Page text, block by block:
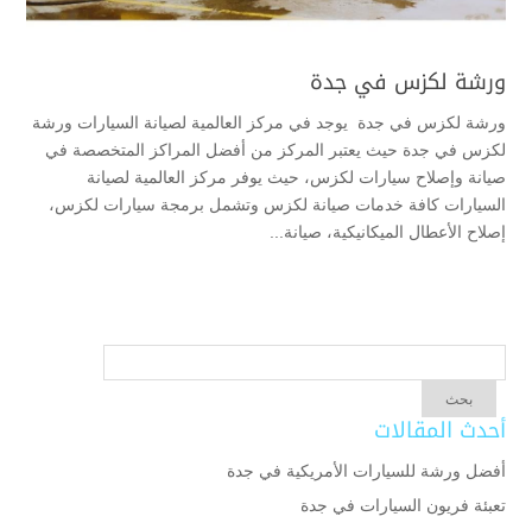
ورشة لكزس في جدة
ورشة لكزس في جدة يوجد في مركز العالمية لصيانة السيارات ورشة
لكزس في جدة حيث يعتبر المركز من أفضل المراكز المتخصصة في
صيانة وإصلاح سيارات لكزس، حيث يوفر مركز العالمية لصيانة
السيارات كافة خدمات صيانة لكزس وتشمل برمجة سيارات لكزس،
إصلاح الأعطال الميكانيكية، صيانة...
أحدث المقالات
أفضل ورشة للسيارات الأمريكية في جدة
تعبئة فريون السيارات في جدة